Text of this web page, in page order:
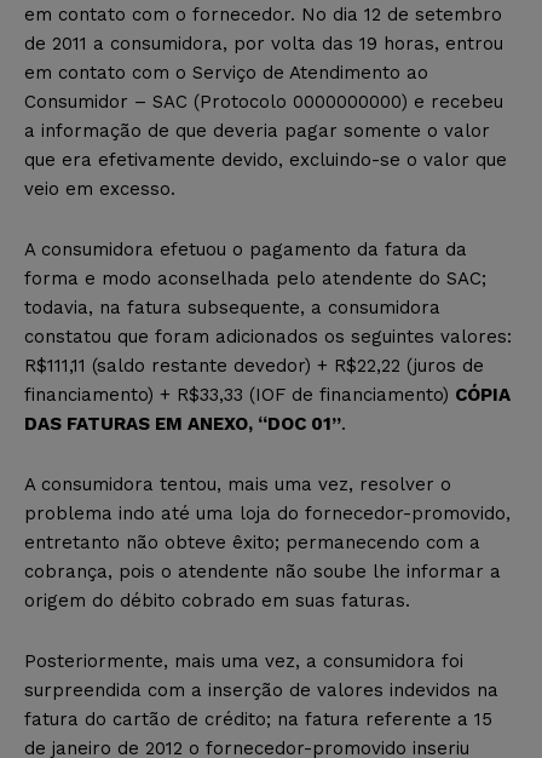
em contato com o fornecedor. No dia 12 de setembro
de 2011 a consumidora, por volta das 19 horas, entrou
em contato com o Serviço de Atendimento ao
Consumidor – SAC (Protocolo 0000000000) e recebeu
a informação de que deveria pagar somente o valor
que era efetivamente devido, excluindo-se o valor que
veio em excesso.
A consumidora efetuou o pagamento da fatura da
forma e modo aconselhada pelo atendente do SAC;
todavia, na fatura subsequente, a consumidora
constatou que foram adicionados os seguintes valores:
R$111,11 (saldo restante devedor) + R$22,22 (juros de
financiamento) + R$33,33 (IOF de financiamento) CÓPIA
DAS FATURAS EM ANEXO, “DOC 01”.
A consumidora tentou, mais uma vez, resolver o
problema indo até uma loja do fornecedor-promovido,
entretanto não obteve êxito; permanecendo com a
cobrança, pois o atendente não soube lhe informar a
origem do débito cobrado em suas faturas.
Posteriormente, mais uma vez, a consumidora foi
surpreendida com a inserção de valores indevidos na
fatura do cartão de crédito; na fatura referente a 15
de janeiro de 2012 o fornecedor-promovido inseriu